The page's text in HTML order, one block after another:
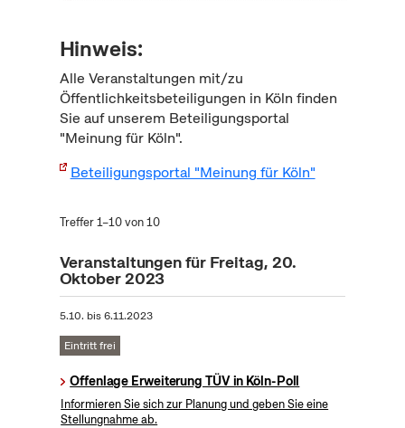
Hinweis:
Alle Veranstaltungen mit/zu
Öffentlichkeitsbeteiligungen in Köln finden
Sie auf unserem Beteiligungsportal
"Meinung für Köln".
Beteiligungsportal "Meinung für Köln"
Treffer 1–10 von 10
Veranstaltungen für Freitag, 20.
Oktober 2023
5.10. bis6.11.2023
Eintritt frei
Offenlage Erweiterung TÜV in Köln-Poll
Informieren Sie sich zur Planung und geben Sie eine
Stellungnahme ab.